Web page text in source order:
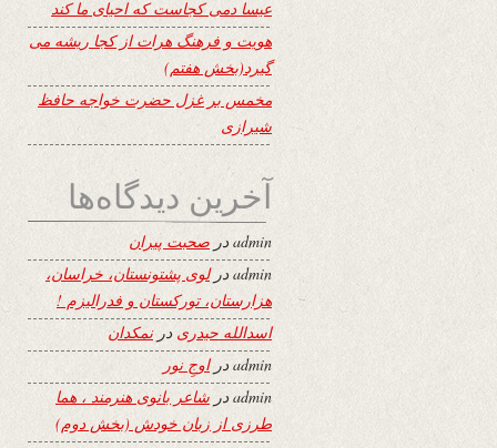
عیسا دمی کجاست که احیای ما کند
هویت و فرهنگ هرات از کجا ریشه می
گیرد(بخش هفتم)
مخمس بر غزل حضرت خواجه حافظ
شیرازی
آخرین دیدگاه‌ها
adminدر صحبت پیران
admin درلوی پشتونستان، خراسان،
هزارستان، تورکستان و فدرالیزم !
اسدالله حیدری درنمکدان
adminدراوجِ نور
adminدر شاعر بانوی هنرمند ، هما
طرزی از زبان خودش (بخش دوم)